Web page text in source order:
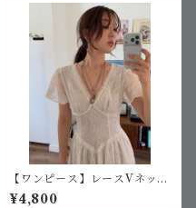
【ワンピース】レースVネック
ワンピース
¥4,800